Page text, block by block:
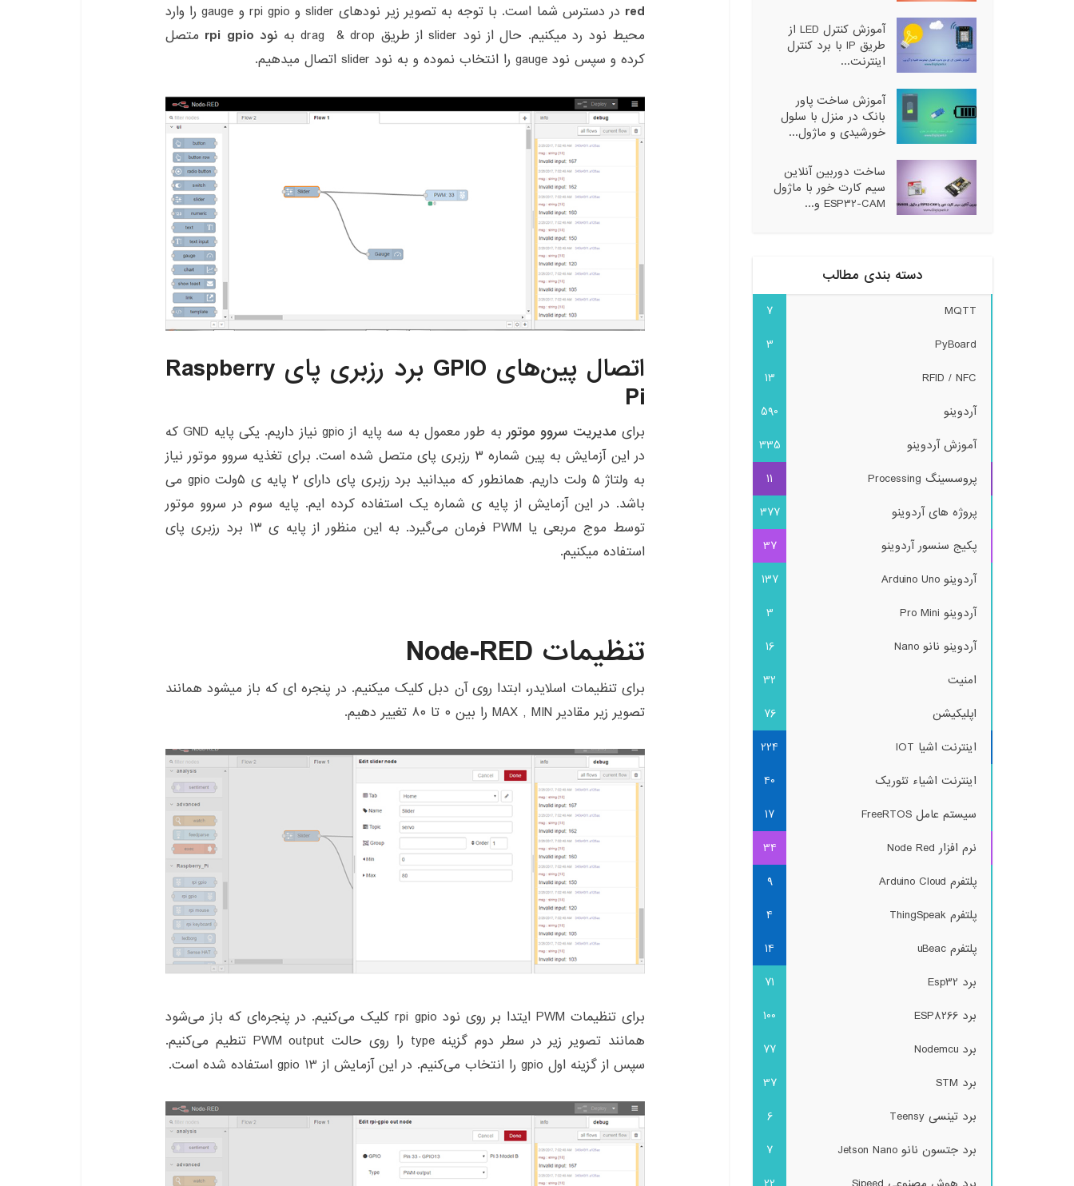
red
در دسترس شما است. با توجه به تصویر زیر نودهای slider و rpi gpio و gauge را وارد
محیط نود رد میکنیم. حال از نود slider از طریق drag & drop به
نود rpi gpio
متصل
کرده و سپس نود gauge را انتخاب نموده و به نود slider اتصال میدهیم.
اتصال پین‌های GPIO برد رزبری پای Raspberry
Pi
برای مدیریت سروو موتور
به طور معمول به سه پایه از gpio نیاز داریم. یکی پایه GND که
در این آزمایش به پین شماره ۳ رزبری پای متصل شده است. برای تغذیه سروو موتور نیاز
به ولتاژ ۵ ولت داریم. همانطور که میدانید برد رزبری پای دارای ۲ پایه ی ۵ولت gpio می
باشد. در این آزمایش از پایه ی شماره یک استفاده کرده ایم. پایه سوم در سروو موتور
توسط موج مربعی یا PWM فرمان می‌گیرد. به این منظور از پایه ی ۱۳ برد رزبری پای
استفاده میکنیم.
تنظیمات Node-RED
برای تنظیمات اسلایدر، ابتدا روی آن دبل کلیک میکنیم. در پنجره ای که باز میشود همانند
تصویر زیر مقادیر MAX , MIN را بین ۰ تا ۸۰ تغییر دهیم.
برای تنظیمات PWM ایتدا بر روی نود rpi gpio کلیک می‌کنیم. در پنجره‌ای که باز می‌شود
همانند تصویر زیر در سطر دوم گزینه type را روی حالت PWM output تنطیم می‌کنیم.
سپس از گزینه اول gpio را انتخاب می‌کنیم. در این آزمایش از gpio 13 استفاده شده است.
آموزش کنترل LED از
طریق IP با برد کنترل
اینترنت...
آموزش ساخت پاور
بانک در منزل با سلول
خورشیدی و ماژول...
ساخت دوربین آنلاین
سیم کارت خور با ماژول
ESP32-CAM و...
دسته بندی مطالب
MQTT
7
PyBoard
3
RFID / NFC
13
آردوینو
590
آموزش آردوینو
335
پروسسینگ Processing
11
پروژه های آردوینو
377
پکیج سنسور آردوینو
37
آردوینو Arduino Uno
137
آردوینو Pro Mini
3
آردوینو نانو Nano
16
امنیت
32
اپلیکیشن
76
اینترنت اشیا IOT
224
اینترنت اشیاء تئوریک
40
سیستم عامل FreeRTOS
17
نرم افزار Node Red
34
پلتفرم Arduino Cloud
9
پلتفرم ThingSpeak
4
پلتفرم uBeac
14
برد Esp32
71
برد ESP8266
100
برد Nodemcu
77
برد STM
37
برد تینسی Teensy
6
برد جتسون نانو Jetson Nano
7